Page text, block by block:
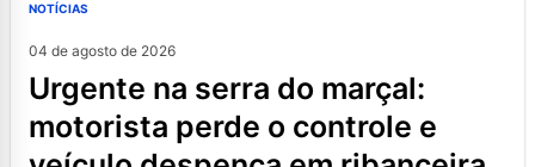
NOTÍCIAS
04 de agosto de 2026
urgente na serra do marçal:
motorista perde o controle e